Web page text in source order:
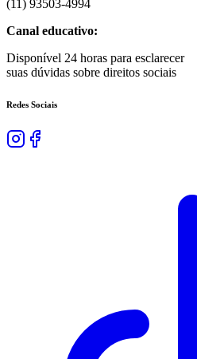
(11) 93503-4994
Canal educativo:
Disponível 24 horas para esclarecer
suas dúvidas sobre direitos sociais
Redes Sociais